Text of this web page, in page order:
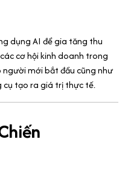
dụng AI để gia tăng thu
cơ hội kinh doanh trong
người mới bắt đầu cũng như
cụ tạo ra giá trị thực tế.